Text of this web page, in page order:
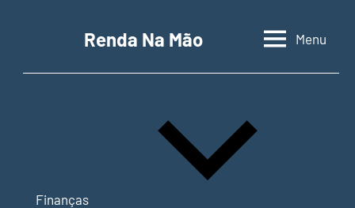
conteúdo
Renda Na Mão
Contabilidade,
empreendedorismo
Menu
Finanças